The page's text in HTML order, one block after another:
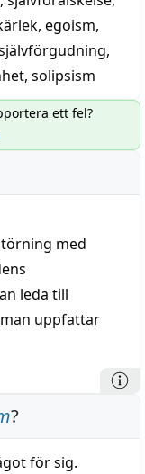
, egoism,
,
, solipsism
ett fel?
med
leda till
uppfattar
?
för sig.